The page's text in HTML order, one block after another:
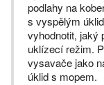
podlahy na
s vyspělým
vyhodnotit, jaký
uklízecí režim.
vysavače jako
úklid s mopem.